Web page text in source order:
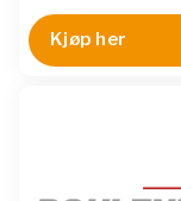
Kjøp her